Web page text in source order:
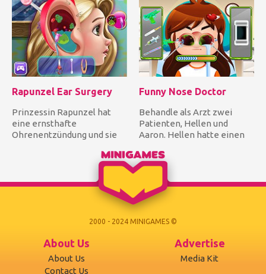
Rapunzel Ear Surgery
Prinzessin Rapunzel hat
eine ernsthafte
Ohrenentzündung und sie
Funny Nose Doctor
Behandle als Arzt zwei
Patienten, Hellen und
Aaron. Hellen hatte einen
2000 - 2024 MINIGAMES ©
About Us
About Us
Contact Us
Advertise
Media Kit